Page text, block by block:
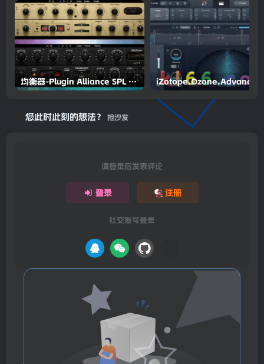
均衡器-Plugin Alliance SPL Vitalizer MK3-T v1.0.0-TCD
您此时此刻的想法？ 抢沙发
请登录后发表评论
登录 注册
社交账号登录